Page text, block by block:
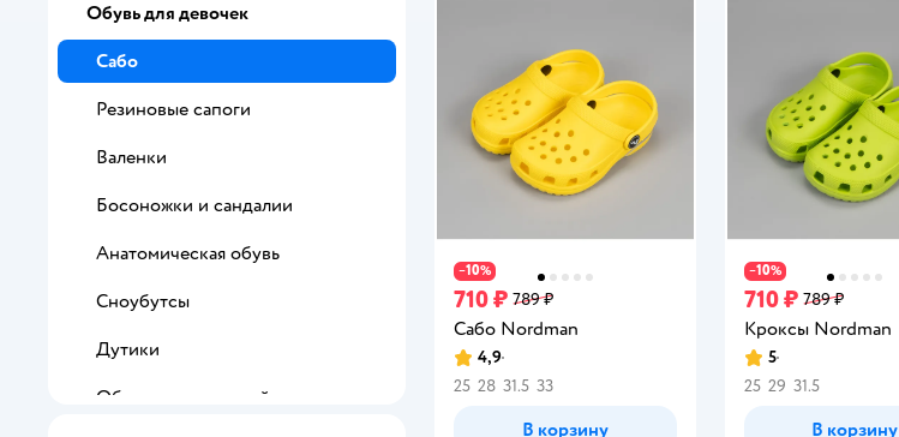
−10%
710 ₽ 789 ₽
Сабо Nordman
Рейтинг:
4,9
25 28 31.5 33
В корзину
−10%
710 ₽ 789 ₽
Кроксы Nordman
Рейтинг:
5
25 29 31.5
В корзину
Обувь для девочек
Сабо
Резиновые сапоги
Валенки
Босоножки и сандалии
Анатомическая обувь
Сноубутсы
Дутики
Обувь с подсветкой